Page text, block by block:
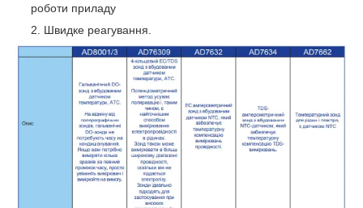
роботи приладу
Швидке реагування.